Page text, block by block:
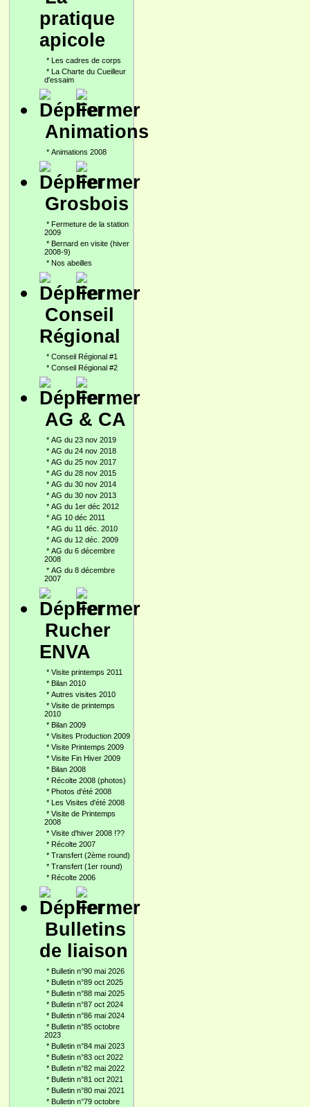
pratique
apicole
* Les cadres de corps
* La Charte du Cueilleur
d'essaim
Animations
* Animations 2008
Grosbois
* Fermeture de la station
2009
* Bernard en visite (hiver
2008-9)
* Nos abeilles
Conseil
Régional
* Conseil Régional #1
* Conseil Régional #2
AG & CA
* AG du 23 nov 2019
* AG du 24 nov 2018
* AG du 25 nov 2017
* AG du 28 nov 2015
* AG du 30 nov 2014
* AG du 30 nov 2013
* AG du 1er déc 2012
* AG 10 déc 2011
* AG du 11 déc. 2010
* AG du 12 déc. 2009
* AG du 6 décembre
2008
* AG du 8 décembre
2007
Rucher
ENVA
* Visite printemps 2011
* Bilan 2010
* Autres visites 2010
* Visite de printemps
2010
* Bilan 2009
* Visites Production 2009
* Visite Printemps 2009
* Visite Fin Hiver 2009
* Bilan 2008
* Récolte 2008 (photos)
* Photos d'été 2008
* Les Visites d'été 2008
* Visite de Printemps
2008
* Visite d'hiver 2008 !??
* Récolte 2007
* Transfert (2ème round)
* Transfert (1er round)
* Récolte 2006
Bulletins
de liaison
* Bulletin n°90 mai 2026
* Bulletin n°89 oct 2025
* Bulletin n°88 mai 2025
* Bulletin n°87 oct 2024
* Bulletin n°86 mai 2024
* Bulletin n°85 octobre
2023
* Bulletin n°84 mai 2023
* Bulletin n°83 oct 2022
* Bulletin n°82 mai 2022
* Bulletin n°81 oct 2021
* Bulletin n°80 mai 2021
* Bulletin n°79 octobre